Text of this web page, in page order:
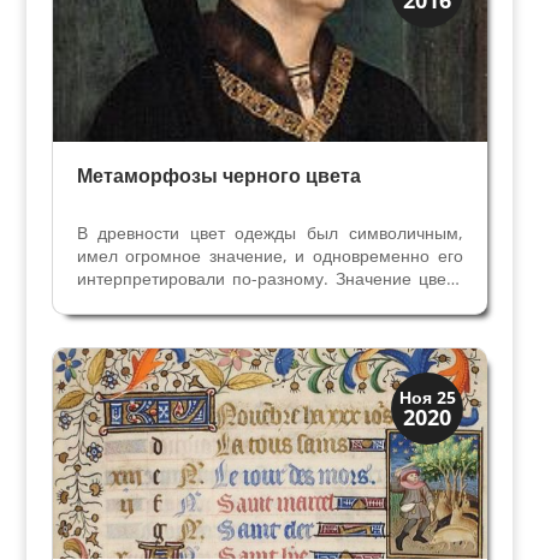
Традиции
Метаморфозы черного цвета
В древности цвет одежды был символичным,
имел огромное значение, и одновременно его
интерпретировали по-разному. Значение цвета
разных государств и культуры. Белый цвет был
символом чистоты и честности, но также и
символом...
Ноя 25
2020
Праздники и легенды
Традиции